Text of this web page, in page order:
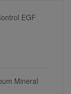
EGF
Mineral